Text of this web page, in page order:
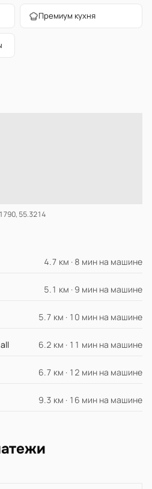
Премиум кухня
55.3214
4.7 км · 8 мин на машине
5.1 км · 9 мин на машине
5.7 км · 10 мин на машине
6.2 км · 11 мин на машине
6.7 км · 12 мин на машине
9.3 км · 16 мин на машине